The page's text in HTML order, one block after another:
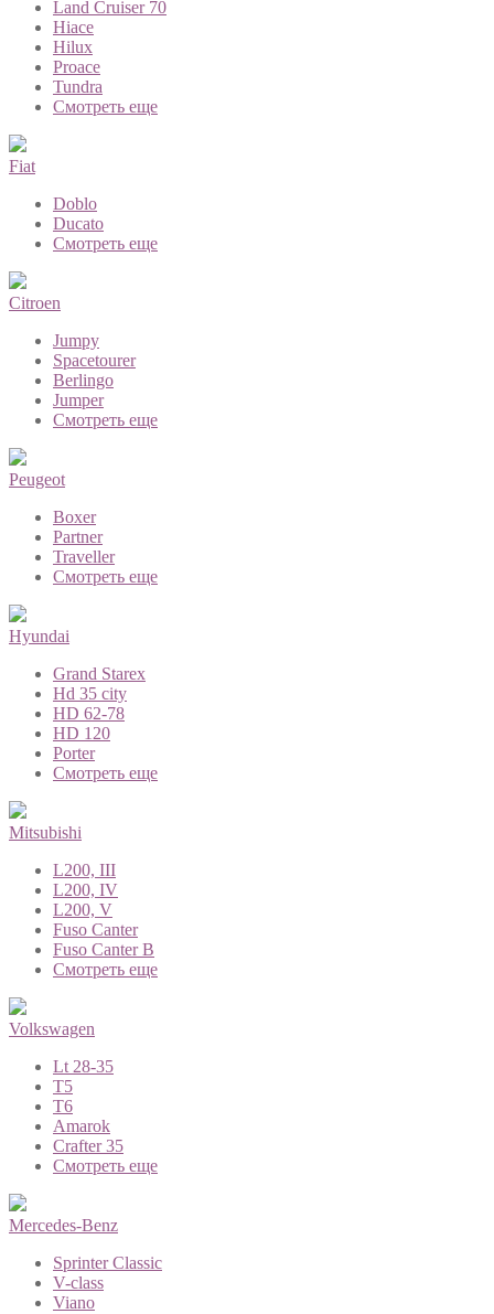
Land Cruiser 70
Hiace
Hilux
Proace
Tundra
Смотреть еще
Fiat
Doblo
Ducato
Смотреть еще
Citroen
Jumpy
Spacetourer
Berlingo
Jumper
Смотреть еще
Peugeot
Boxer
Partner
Traveller
Смотреть еще
Hyundai
Grand Starex
Hd 35 city
HD 62-78
HD 120
Porter
Смотреть еще
Mitsubishi
L200, III
L200, IV
L200, V
Fuso Canter
Fuso Canter B
Смотреть еще
Volkswagen
Lt 28-35
T5
T6
Amarok
Crafter 35
Смотреть еще
Mercedes-Benz
Sprinter Classic
V-class
Viano